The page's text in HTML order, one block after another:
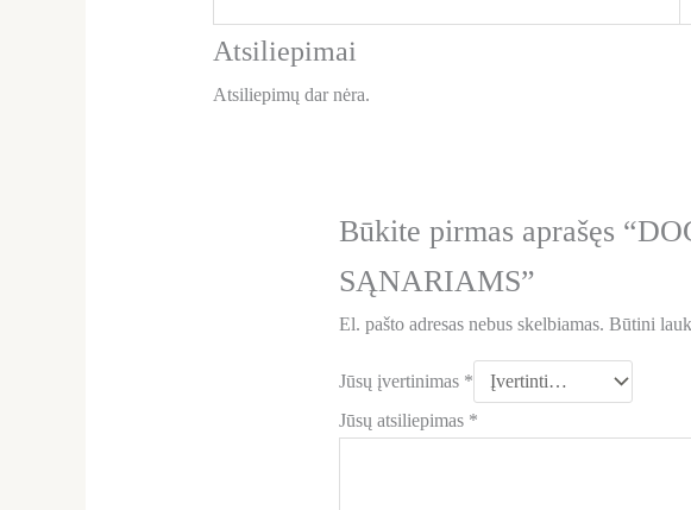
Atsiliepimai
Atsiliepimų dar nėra.
Būkite pirmas aprašęs
SĄNARIAMS”
El. pašto adresas nebus skelbiamas. Būtini
Jūsų įvertinimas *
Jūsų atsiliepimas *